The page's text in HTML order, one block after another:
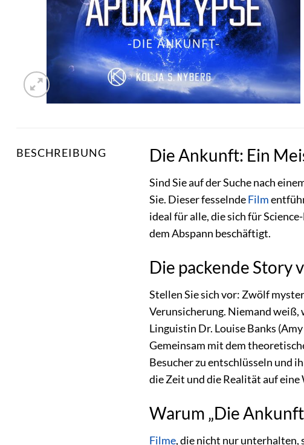
BESCHREIBUNG Die Ankunft: Ein
Sind Sie auf der Suche nach
Sie. Dieser fesselndeFilm
ideal für alle, die sich für
dem Abspann beschäftigt.
Die packende Story
Stellen Sie sich vor: Zwölf
Verunsicherung. Niemand weiß,
Linguistin Dr. Louise Banks
Gemeinsam mit dem
Besucher zu entschlüsseln und
die Zeit und die Realität auf
Warum „Die
Filme, die nicht nur unterhalten,